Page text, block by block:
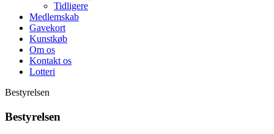
Tidligere
Medlemskab
Gavekort
Kunstkøb
Om os
Kontakt os
Lotteri
Bestyrelsen
Bestyrelsen